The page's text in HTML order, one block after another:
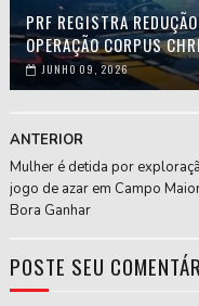
PRF REGISTRA
OPERAÇÃO CORPUS
JUNHO 09, 2026
ANTERIOR
Mulher é detida por
jogo de azar em Campo
Bora Ganhar
POSTE SEU